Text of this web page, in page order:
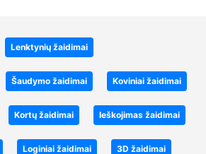
Lenktynių žaidimai
Šaudymo žaidimai Koviniai žaidimai
Kortų žaidimai Ieškojimas žaidimai
Loginiai žaidimai 3D žaidimai